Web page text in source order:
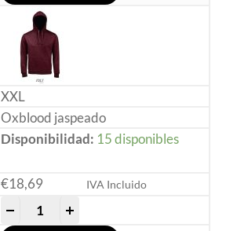
XXL
Oxblood jaspeado
Disponibilidad: 15 disponibles
€18,69 IVA Incluido